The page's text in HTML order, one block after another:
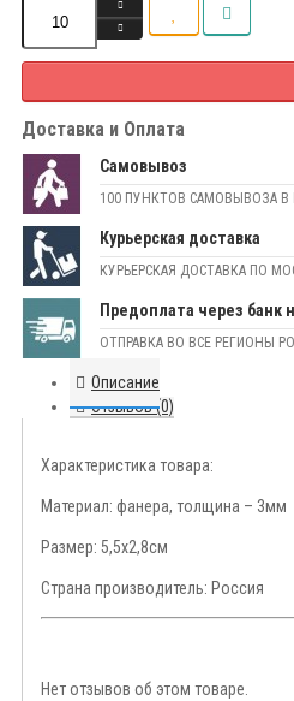
Доставка и Оплата
Самовывоз
100 ПУНКТОВ САМОВЫВОЗА
Курьерская доставка
КУРЬЕРСКАЯ ДОСТАВКА ПО
Предоплата через банк
ОТПРАВКА ВО ВСЕ РЕГИОНЫ
Описание
Отзывов (0)
Характеристика товара:
Материал: фанера, толщина – 3мм
Размер: 5,5х2,8см
Страна производитель: Россия
Нет отзывов об этом товаре.